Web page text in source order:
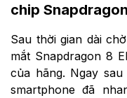
chip
Sau thời gian dài
mắt Snapdragon 8
của hãng. Ngay
smartphone đã